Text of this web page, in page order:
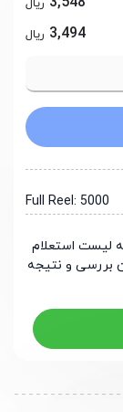
ریال
3,494 ریال
Full Reel: 5000
لیست استعلام
بررسی و نتیجه